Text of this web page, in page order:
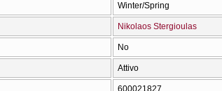
Winter/Spring
Nikolaos Stergioulas
No
Attivo